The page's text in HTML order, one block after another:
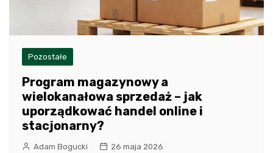
Pozostałe
Program magazynowy a
wielokanałowa sprzedaż – jak
uporządkować handel online i
stacjonarny?
Adam Bogucki 26 maja 2026